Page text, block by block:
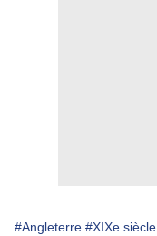
#Angleterre #XIXe siècle